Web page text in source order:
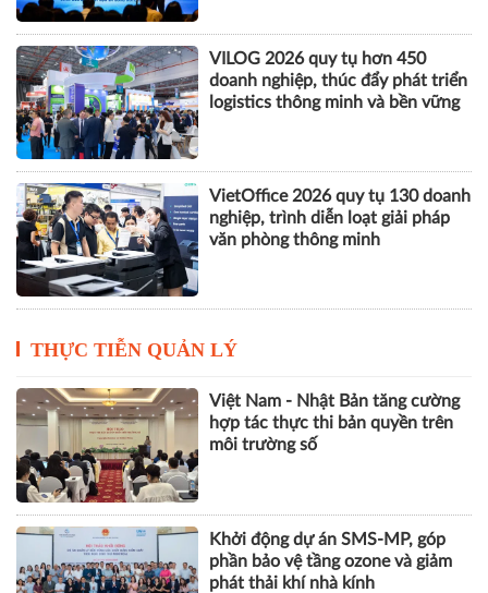
VILOG 2026 quy tụ hơn 450
doanh nghiệp, thúc đẩy phát triển
logistics thông minh và bền vững
VietOffice 2026 quy tụ 130 doanh
nghiệp, trình diễn loạt giải pháp
văn phòng thông minh
THỰC TIỄN QUẢN LÝ
Việt Nam - Nhật Bản tăng cường
hợp tác thực thi bản quyền trên
môi trường số
Khởi động dự án SMS-MP, góp
phần bảo vệ tầng ozone và giảm
phát thải khí nhà kính